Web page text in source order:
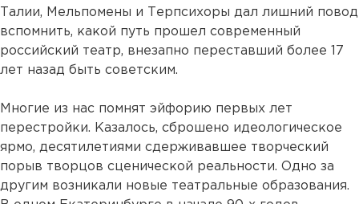
Талии, Мельпомены и Терпсихоры дал лишний повод
вспомнить, какой путь прошел современный
российский театр, внезапно переставший более 17
лет назад быть советским.
Многие из нас помнят эйфорию первых лет
перестройки. Казалось, сброшено идеологическое
ярмо, десятилетиями сдерживавшее творческий
порыв творцов сценической реальности. Одно за
другим возникали новые театральные образования.